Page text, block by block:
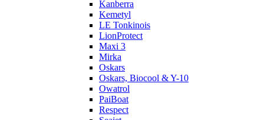
Kanberra
Kemetyl
LE Tonkinois
LionProtect
Maxi 3
Mirka
Oskars
Oskars, Biocool & Y-10
Owatrol
PaiBoat
Respect